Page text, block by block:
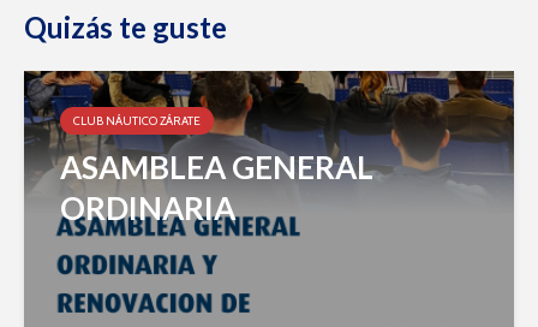
Quizás te guste
CLUB NÁUTICO ZÁRATE
ASAMBLEA GENERAL
ORDINARIA